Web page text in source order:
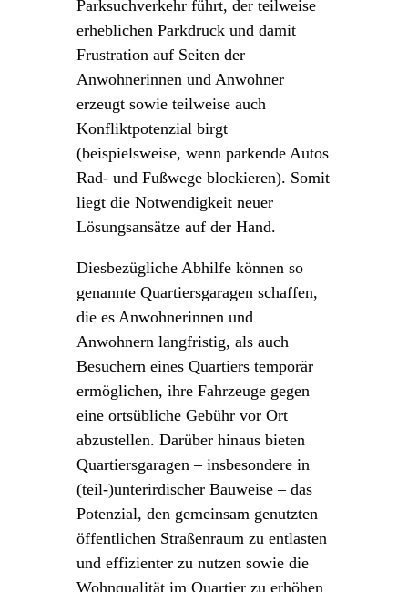
Parksuchverkehr führt, der teilweise
erheblichen Parkdruck und damit
Frustration auf Seiten der
Anwohnerinnen und Anwohner
erzeugt sowie teilweise auch
Konfliktpotenzial birgt
(beispielsweise, wenn parkende Autos
Rad- und Fußwege blockieren). Somit
liegt die Notwendigkeit neuer
Lösungsansätze auf der Hand.
Diesbezügliche Abhilfe können so
genannte Quartiersgaragen schaffen,
die es Anwohnerinnen und
Anwohnern langfristig, als auch
Besuchern eines Quartiers temporär
ermöglichen, ihre Fahrzeuge gegen
eine ortsübliche Gebühr vor Ort
abzustellen. Darüber hinaus bieten
Quartiersgaragen – insbesondere in
(teil-)unterirdischer Bauweise – das
Potenzial, den gemeinsam genutzten
öffentlichen Straßenraum zu entlasten
und effizienter zu nutzen sowie die
Wohnqualität im Quartier zu erhöhen